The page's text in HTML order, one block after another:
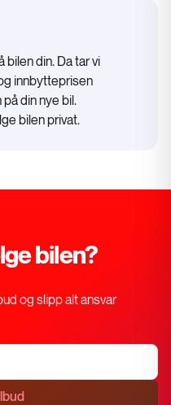
din. Da tar vi
innbytteprisen
din nye bil.
bilen privat.
bilen?
og slipp alt ansvar